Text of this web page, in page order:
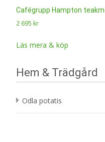
Cafégrupp Hampton
2 695 kr
Läs mera & köp
Hem & Trädgård
Odla potatis